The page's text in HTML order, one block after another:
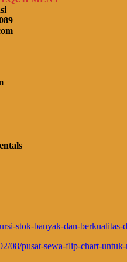
stok-banyak-dan-berkualitas-
08/pusat-sewa-flip-chart-